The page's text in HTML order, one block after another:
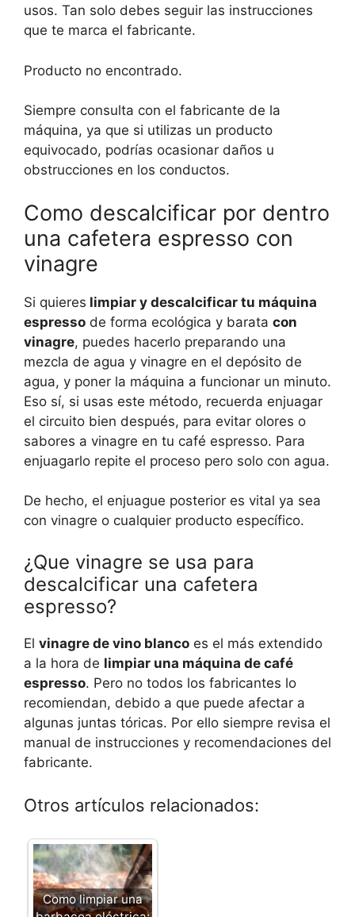
usos. Tan solo debes seguir las instrucciones
que te marca el fabricante.
Producto no encontrado.
Siempre consulta con el fabricante de la
máquina, ya que si utilizas un producto
equivocado, podrías ocasionar daños u
obstrucciones en los conductos.
Como descalcificar por dentro
una cafetera espresso con
vinagre
Si quieres limpiar y descalcificar tu máquina
espresso de forma ecológica y barata con
vinagre, puedes hacerlo preparando una
mezcla de agua y vinagre en el depósito de
agua, y poner la máquina a funcionar un minuto.
Eso sí, si usas este método, recuerda enjuagar
el circuito bien después, para evitar olores o
sabores a vinagre en tu café espresso. Para
enjuagarlo repite el proceso pero solo con agua.
De hecho, el enjuague posterior es vital ya sea
con vinagre o cualquier producto específico.
¿Que vinagre se usa para
descalcificar una cafetera
espresso?
El vinagre de vino blanco es el más extendido
a la hora de limpiar una máquina de café
espresso. Pero no todos los fabricantes lo
recomiendan, debido a que puede afectar a
algunas juntas tóricas. Por ello siempre revisa el
manual de instrucciones y recomendaciones del
fabricante.
Otros artículos relacionados:
Como limpiar una